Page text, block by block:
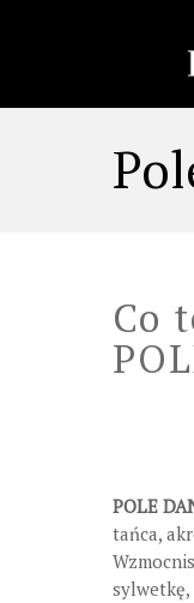
Co
POLE
tańca,
sylwetkę,